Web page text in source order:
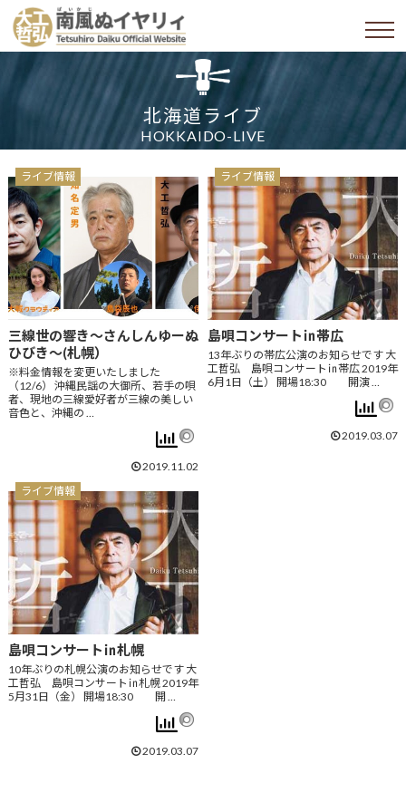
北海道ライブ
HOKKAIDO-LIVE
ライブ情報
三線世の響き～さんしんゆーぬ
ひびき～(札幌）
※料金情報を変更いたしました
（12/6） 沖縄民謡の大御所、若手の唄
者、現地の三線愛好者が三線の美しい
音色と、沖縄の …
2019.11.02
ライブ情報
島唄コンサート㏌帯広
13年ぶりの帯広公演のお知らせです 大
工哲弘 島唄コンサート㏌帯広 2019年
6月1日（土） 開場18:30 開演 …
2019.03.07
ライブ情報
島唄コンサート㏌札幌
10年ぶりの札幌公演のお知らせです 大
工哲弘 島唄コンサート㏌札幌 2019年
5月31日（金） 開場18:30 開 …
2019.03.07